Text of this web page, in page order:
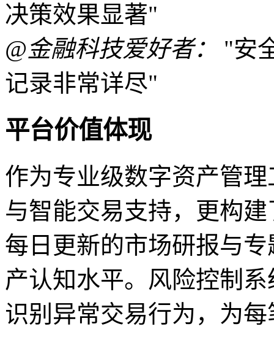
决策效果显著"
@金融科技爱好者：
"安
记录非常详尽"
平台价值体现
作为专业级数字资产管
与智能交易支持，更构
每日更新的市场研报与
产认知水平。风险控制
识别异常交易行为，为